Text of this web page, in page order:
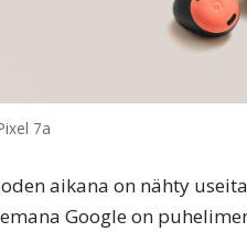
7a
aikana on nähty
Google on